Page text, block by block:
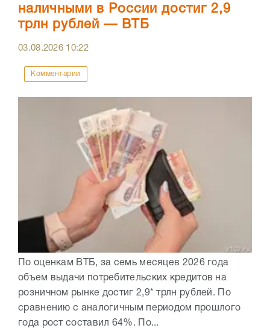
наличными в России достиг 2,9
трлн рублей — ВТБ
03.08.2026 10:22
Комментарии
По оценкам ВТБ, за семь месяцев 2026 года
объем выдачи потребительских кредитов на
розничном рынке достиг 2,9* трлн рублей. По
сравнению с аналогичным периодом прошлого
года рост составил 64%. По...